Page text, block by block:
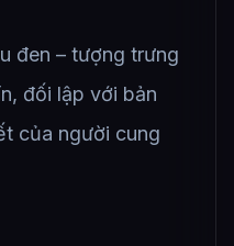
đen – tượng trưng
đối lập với bản
của người cung